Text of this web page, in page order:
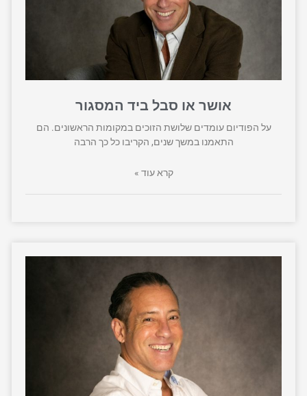
אושר או סבל ביד המסגור
על הפודיום עומדים שלושת הזוכים במקומות הראשונים. הם
התאמנו במשך שנים, הקריבו כל כך הרבה
קרא עוד »